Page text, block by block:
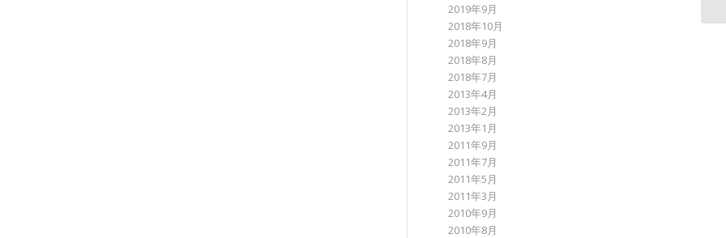
2019年9月
2018年10月
2018年9月
2018年8月
2018年7月
2013年4月
2013年2月
2013年1月
2011年9月
2011年7月
2011年5月
2011年3月
2010年9月
2010年8月